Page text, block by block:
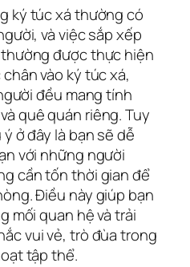
ký túc xá thường có
và việc sắp xếp
được thực hiện
vào ký túc xá,
đều mang tính
quê quán riêng. Tuy
ở đây là bạn sẽ dễ
với những người
cần tốn thời gian để
Điều này giúp bạn
mối quan hệ và trải
vui vẻ, trò đùa trong
tập thể.